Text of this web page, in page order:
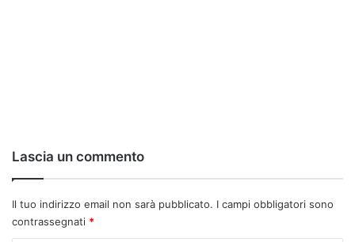
Lascia un commento
Il tuo indirizzo email non sarà pubblicato. I campi obbligatori sono
contrassegnati *